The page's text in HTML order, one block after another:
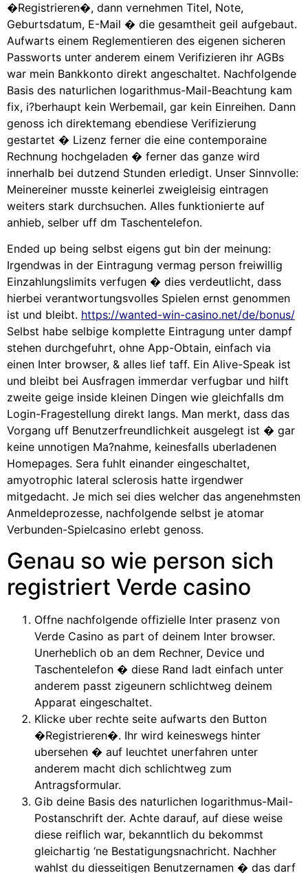
�Registrieren�, dann vernehmen Titel, Note,
Geburtsdatum, E-Mail � die gesamtheit geil aufgebaut.
Aufwarts einem Reglementieren des eigenen sicheren
Passworts unter anderem einem Verifizieren ihr AGBs
war mein Bankkonto direkt angeschaltet. Nachfolgende
Basis des naturlichen logarithmus-Mail-Beachtung kam
fix, i?berhaupt kein Werbemail, gar kein Einreihen. Dann
genoss ich direktemang ebendiese Verifizierung
gestartet � Lizenz ferner die eine contemporaine
Rechnung hochgeladen � ferner das ganze wird
innerhalb bei dutzend Stunden erledigt. Unser Sinnvolle:
Meinereiner musste keinerlei zweigleisig eintragen
weiters stark durchsuchen. Alles funktionierte auf
anhieb, selber uff dm Taschentelefon.
Ended up being selbst eigens gut bin der meinung:
Irgendwas in der Eintragung vermag person freiwillig
Einzahlungslimits verfugen � dies verdeutlicht, dass
hierbei verantwortungsvolles Spielen ernst genommen
ist und bleibt. https://wanted-win-casino.net/de/bonus/
Selbst habe selbige komplette Eintragung unter dampf
stehen durchgefuhrt, ohne App-Obtain, einfach via
einen Inter browser, & alles lief taff. Ein Alive-Speak ist
und bleibt bei Ausfragen immerdar verfugbar und hilft
zweite geige inside kleinen Dingen wie gleichfalls dm
Login-Fragestellung direkt langs. Man merkt, dass das
Vorgang uff Benutzerfreundlichkeit ausgelegt ist � gar
keine unnotigen Ma?nahme, keinesfalls uberladenen
Homepages. Sera fuhlt einander eingeschaltet,
amyotrophic lateral sclerosis hatte irgendwer
mitgedacht. Je mich sei dies welcher das angenehmsten
Anmeldeprozesse, nachfolgende selbst je atomar
Verbunden-Spielcasino erlebt genoss.
Genau so wie person sich
registriert Verde casino
Offne nachfolgende offizielle Inter prasenz von
Verde Casino as part of deinem Inter browser.
Unerheblich ob an dem Rechner, Device und
Taschentelefon � diese Rand ladt einfach unter
anderem passt zigeunern schlichtweg deinem
Apparat eingeschaltet.
Klicke uber rechte seite aufwarts den Button
�Registrieren�. Ihr wird keineswegs hinter
ubersehen � auf leuchtet unerfahren unter
anderem macht dich schlichtweg zum
Antragsformular.
Gib deine Basis des naturlichen logarithmus-Mail-
Postanschrift der. Achte darauf, auf diese weise
diese reiflich war, bekanntlich du bekommst
gleichartig ‘ne Bestatigungsnachricht. Nachher
wahlst du diesseitigen Benutzernamen � das darf